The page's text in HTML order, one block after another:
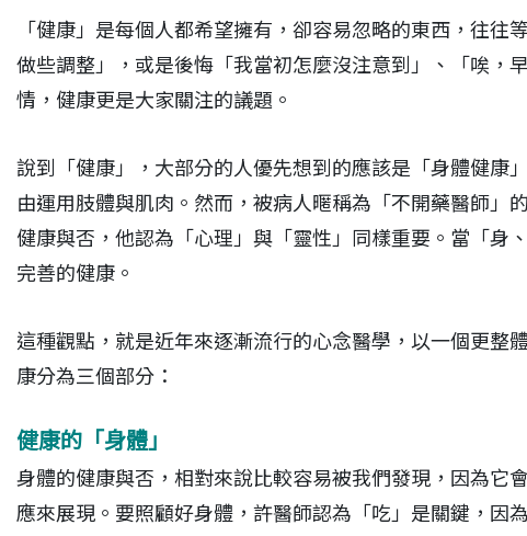
「健康」是每個人都希望擁有，卻容易忽略的東西，往
做些調整」，或是後悔「我當初怎麼沒注意到」、「唉，
情，健康更是大家關注的議題。
說到「健康」，大部分的人優先想到的應該是「身體健康
由運用肢體與肌肉。然而，被病人暱稱為「不開藥醫師」
健康與否，他認為「心理」與「靈性」同樣重要。當「身
完善的健康。
這種觀點，就是近年來逐漸流行的心念醫學，以一個更整
康分為三個部分：
健康的「身體」
身體的健康與否，相對來說比較容易被我們發現，因為它
應來展現。要照顧好身體，許醫師認為「吃」是關鍵，因